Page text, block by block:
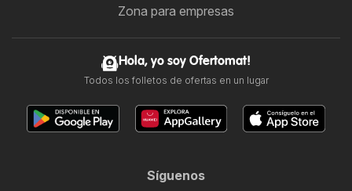
Zona para empresas
Hola, yo soy Ofertomat!
Todos los folletos de ofertas en un lugar
Síguenos